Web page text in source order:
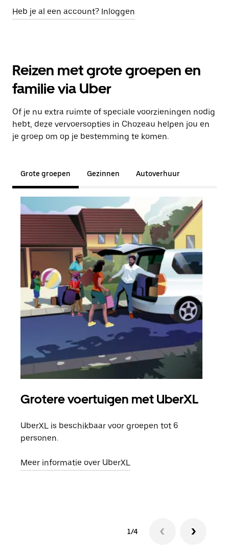
Heb je al een account? Inloggen
Reizen met grote groepen en
familie via Uber
Of je nu extra ruimte of speciale voorzieningen nodig
hebt, deze vervoersopties in Chozeau helpen jou en
je groep om op je bestemming te komen.
Grote groepen Gezinnen Autoverhuur
Grotere voertuigen met UberXL
UberXL is beschikbaar voor groepen tot 6
personen.
Meer informatie over UberXL
1/4